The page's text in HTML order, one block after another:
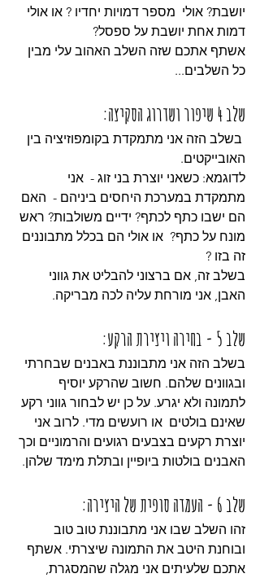
יושבת? אולי  מספר דמויות יחדיו ? או אולי
דמות אחת יושבת על ספסל?
אשתף אתכם שזה השלב האהוב עלי מבין
כל השלבים...
שלב 4 שיפור ושדרוג הסקיצה:
בשלב הזה אני מתמקדת בקומפוזיציה בין
האובייקטים.
לדוגמא: כשאני יוצרת בני זוג -  אני
מתמקדת במערכת היחסים ביניהם -  האם
הם ישבו כתף לכתף? ידיים משולבות? ראש
מונח על כתף?  או אולי הם בכלל מתבוננים
זה בזו ?
בשלב זה, אם ברצוני להבליט את גווני
האבן, אני מורחת עליה לכה מבריקה.
שלב 5 - בחירה ויצירת הרקע:
בשלב הזה אני מתבוננת באבנים שבחרתי
ובגוונים שלהם. חשוב שהרקע יוסיף
לתמונה ולא יגרע. על כן יש לבחור גווני רקע
שאינם בולטים  או רועשים מדי. לרוב אני
יוצרת רקעים בצבעים רגועים והרמוניים וכך
האבנים בולטות ביופיין ובתלת מימד שלהן.
שלב 6 - העמדה סופית של היצירה:
זהו השלב שבו אני מתבוננת טוב טוב
ובוחנת היטב את התמונה שיצרתי. אשתף
אתכם שלעיתים אני מגלה שהמסגרת,